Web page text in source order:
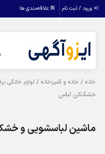
ورود / ثبت نام علاقه‌مندی ها
خانه / خانه و آشپزخانه / لوازم خانگی
خشک‌کن لباس
ماشین لباسشویی و